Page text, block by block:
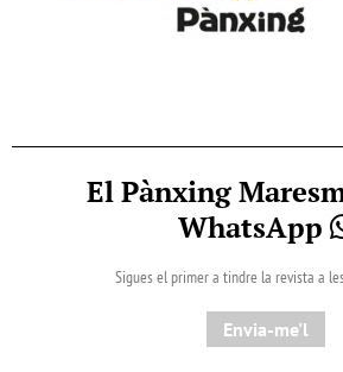
El Pànxing
WhatsApp
Sigues el primer a tindre la revista a
Envia-me'l